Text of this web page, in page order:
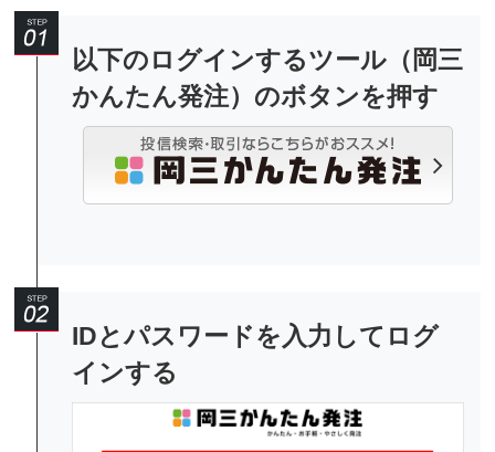
以下のログインするツール（岡三
かんたん発注）のボタンを押す
IDとパスワードを入力してログ
インする